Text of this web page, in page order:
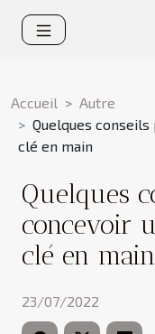
Accueil
Autre
Quelques
clé en main
Quelques
concevoir
clé en main
23/07/2022